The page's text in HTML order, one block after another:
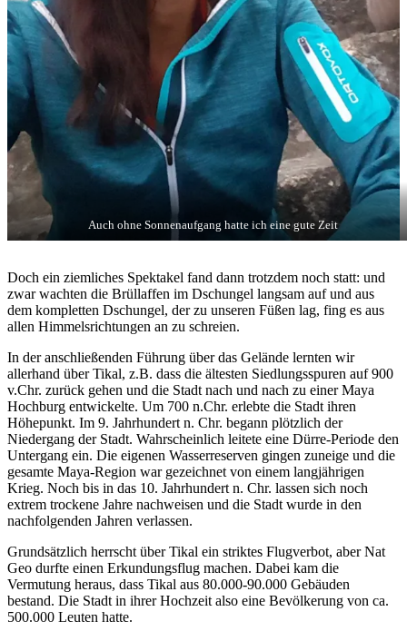
Auch ohne Sonnenaufgang hatte ich eine gute Zeit
Doch ein ziemliches Spektakel fand dann trotzdem noch statt: und
zwar wachten die Brüllaffen im Dschungel langsam auf und aus
dem kompletten Dschungel, der zu unseren Füßen lag, fing es aus
allen Himmelsrichtungen an zu schreien.
In der anschließenden Führung über das Gelände lernten wir
allerhand über Tikal, z.B. dass die ältesten Siedlungsspuren auf 900
v.Chr. zurück gehen und die Stadt nach und nach zu einer Maya
Hochburg entwickelte. Um 700 n.Chr. erlebte die Stadt ihren
Höhepunkt. Im 9. Jahrhundert n. Chr. begann plötzlich der
Niedergang der Stadt. Wahrscheinlich leitete eine Dürre-Periode den
Untergang ein. Die eigenen Wasserreserven gingen zuneige und die
gesamte Maya-Region war gezeichnet von einem langjährigen
Krieg. Noch bis in das 10. Jahrhundert n. Chr. lassen sich noch
extrem trockene Jahre nachweisen und die Stadt wurde in den
nachfolgenden Jahren verlassen.
Grundsätzlich herrscht über Tikal ein striktes Flugverbot, aber Nat
Geo durfte einen Erkundungsflug machen. Dabei kam die
Vermutung heraus, dass Tikal aus 80.000-90.000 Gebäuden
bestand. Die Stadt in ihrer Hochzeit also eine Bevölkerung von ca.
500.000 Leuten hatte.